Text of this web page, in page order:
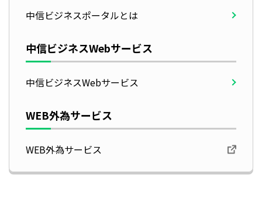
中信ビジネスポータルとは
中信ビジネスWebサービス
中信ビジネスWebサービス
WEB外為サービス
WEB外為サービス